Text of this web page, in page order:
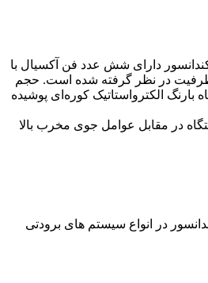
دارای شش عدد فن آکسیال با
با ظرفیت در نظر گرفته شده است. حجم
بارنگ الکترواستاتیک کوره‌ای پوشیده
در مقابل عوامل جوی مخرب بالا
در انواع سیستم های برودتی